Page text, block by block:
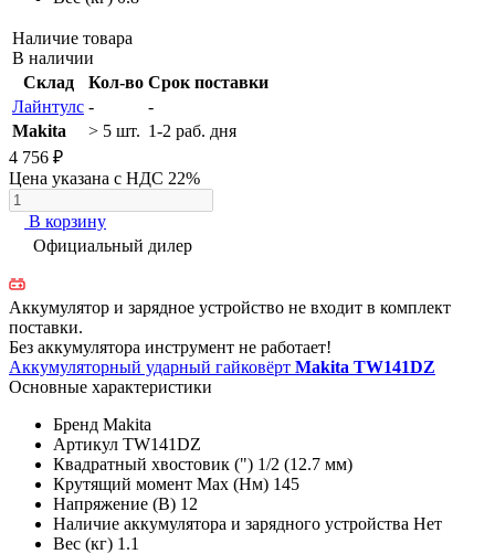
Наличие товара
В наличии
Склад
Кол-во Срок поставки
Лайнтулс -
-
Makita
> 5 шт. 1-2 раб. дня
4 756 ₽
Цена указана с НДС 22%
В корзину
Официальный дилер
Аккумулятор и зарядное устройство не входит в комплект
поставки.
Без аккумулятора инструмент не работает!
Аккумуляторный ударный гайковёрт Makita TW141DZ
Основные характеристики
Бренд Makita
Артикул TW141DZ
Квадратный хвостовик (") 1/2 (12.7 мм)
Крутящий момент Max (Нм) 145
Напряжение (В) 12
Наличие аккумулятора и зарядного устройства Нет
Вес (кг) 1.1